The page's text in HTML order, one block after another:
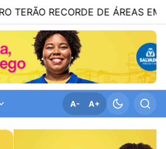
DE ÁREAS EM DISPUTA
A- A+